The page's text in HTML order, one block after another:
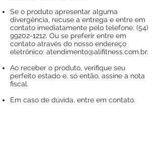
Se o produto apresentar alguma
divergência, recuse a entrega e entre em
contato imediatamente pelo telefone: (54)
99202-1212. Ou se preferir entre em
contato através do nosso endereço
eletrônico: atendimento@alifitness.com.br.
Ao receber o produto, verifique seu
perfeito estado e, só então, assine a nota
fiscal.
Em caso de dúvida, entre em contato.